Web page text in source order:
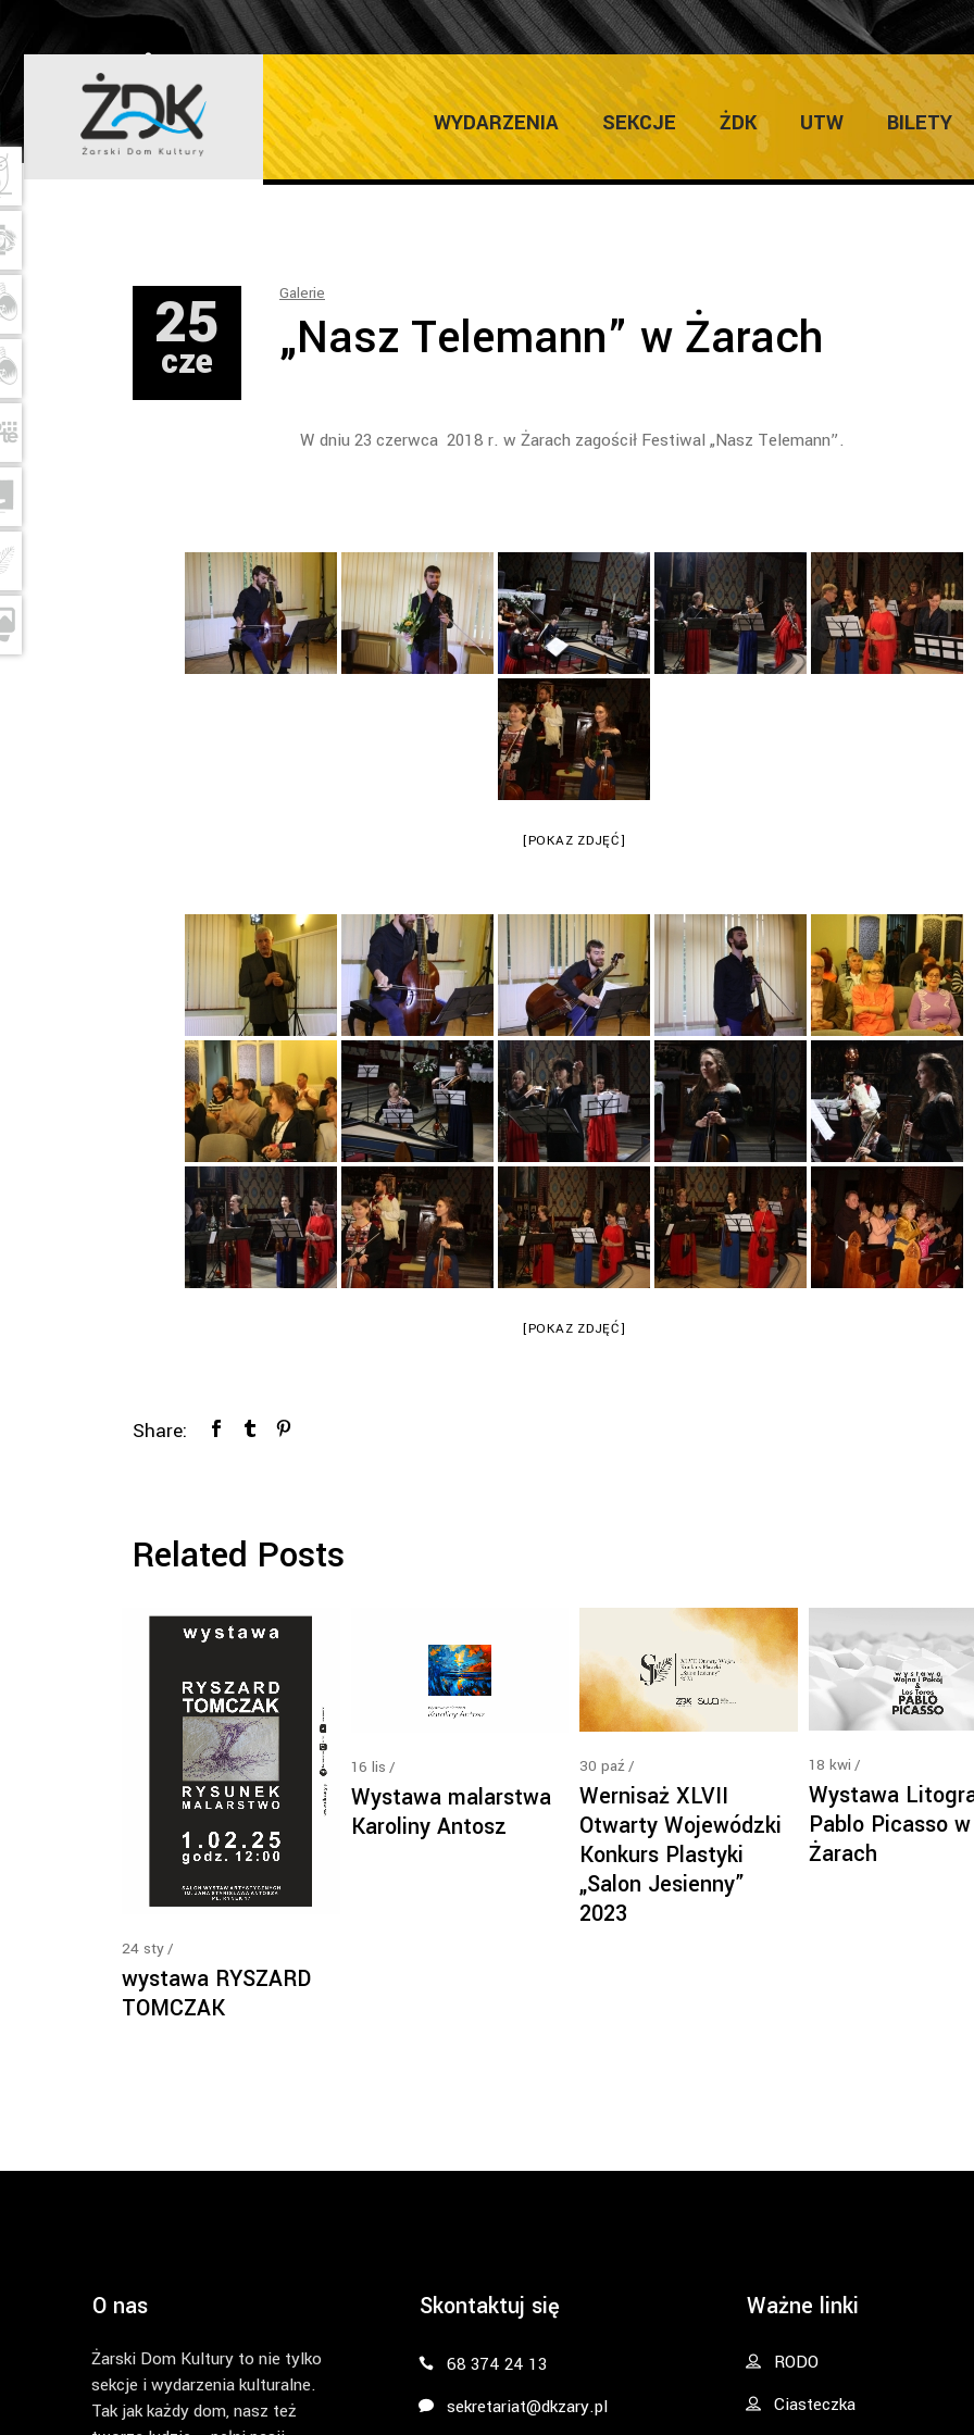
WYDARZENIA SEKCJE ŻDK UTW BILETY
ŻARSKI DOM KULTURY
25
cze
Galerie
„Nasz Telemann” w Żarach
W dniu 23 czerwca 2018 r. w Żarach zagościł Festiwal „Nasz Telemann”.
[POKAZ ZDJĘĆ]
[POKAZ ZDJĘĆ]
Share:
Related Posts
24 sty
wystawa RYSZARD
TOMCZAK
16 lis
Wystawa malarstwa
Karoliny Antosz
30 paź
Wernisaż XLVII
Otwarty Wojewódzki
Konkurs Plastyki
„Salon Jesienny”
2023
18 kwi
Wystawa
Pablo Picasso w
Żarach
O nas
Żarski Dom Kultury to nie tylko
sekcje i wydarzenia kulturalne.
Tak jak każdy dom, nasz też
Skontaktuj się
68 374 24 13
sekretariat@dkzary.pl
Ważne linki
RODO
Ciasteczka